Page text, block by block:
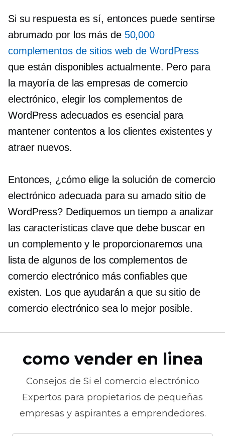
Si su respuesta es sí, entonces puede sentirse
abrumado por los más de 50,000
complementos de sitios web de WordPress
que están disponibles actualmente. Pero para
la mayoría de las empresas de comercio
electrónico, elegir los complementos de
WordPress adecuados es esencial para
mantener contentos a los clientes existentes y
atraer nuevos.
Entonces, ¿cómo elige la solución de comercio
electrónico adecuada para su amado sitio de
WordPress? Dediquemos un tiempo a analizar
las características clave que debe buscar en
un complemento y le proporcionaremos una
lista de algunos de los complementos de
comercio electrónico más confiables que
existen. Los que ayudarán a que su sitio de
comercio electrónico sea lo mejor posible.
como vender en linea
Consejos de Si el comercio electrónico
Expertos para propietarios de pequeñas
empresas y aspirantes a emprendedores.